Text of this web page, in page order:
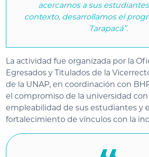
acercarnos a sus
contexto, desarrollamos el
Tarapacá”.
La actividad fue organizada por la
Egresados y Titulados de la
de la UNAP, en coordinación con
el compromiso de la universidad con
empleabilidad de sus estudiantes y
fortalecimiento de vínculos con la